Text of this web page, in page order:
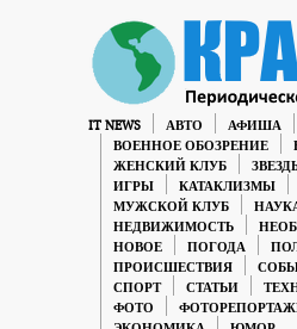
IT NEWS АВТО АФИША
ВОЕННОЕ ОБОЗРЕНИЕ
ЖЕНСКИЙ КЛУБ
ИГРЫ
КАТАКЛИЗМЫ
МУЖСКОЙ КЛУБ
НЕДВИЖИМОСТЬ
НОВОЕ
ПОГОДА
ПРОИСШЕСТВИЯ
СПОРТ
СТАТЬИ
ФОТО